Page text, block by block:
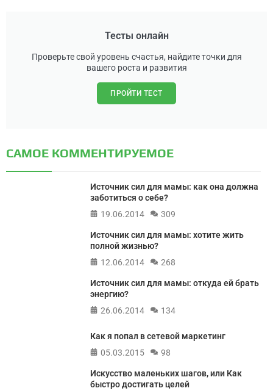
Тесты онлайн
Проверьте свой уровень счастья, найдите точки для
вашего роста и развития
ПРОЙТИ ТЕСТ
САМОЕ КОММЕНТИРУЕМОЕ
Источник сил для мамы: как она должна
заботиться о себе?
19.06.2014
309
Источник сил для мамы: хотите жить
полной жизнью?
12.06.2014
268
Источник сил для мамы: откуда ей брать
энергию?
26.06.2014
134
Как я попал в сетевой маркетинг
05.03.2015
98
Искусство маленьких шагов, или Как
быстро достигать целей